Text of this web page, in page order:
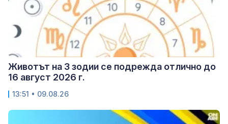
Животът на 3 зодии се подрежда отлично до
16 август 2026 г.
13:51 • 09.08.26